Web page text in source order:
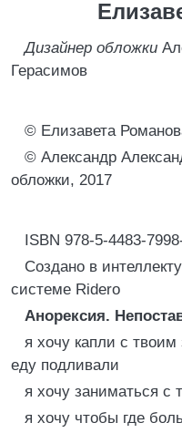
Дизайнер обложки
Герасимов
© Елизавета
© Александр
обложки, 2017
ISBN 978-5-4483-
Создано в
системе Ridero
Анорексия.
я хочу капли с
еду подливали
я хочу заниматься с
я хочу чтобы где